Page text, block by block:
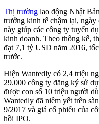
Thị trường lao động Nhật
trưởng kinh tế chậm lại, ngày
này giúp các công ty tuyển
kinh doanh. Theo thống kế,
đạt 7,1 tỷ USD năm 2016,
trước.
Hiện Wantedly có 2,4 triệu
29.000 công ty đăng ký sử
được con số 10 triệu người
Wantedly đã niêm yết trên
9/2017 và giá cổ phiếu của
hồi IPO.